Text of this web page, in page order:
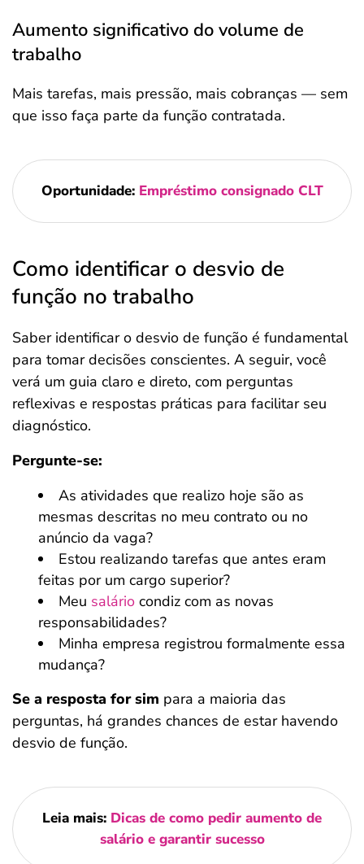
Aumento significativo do volume de
trabalho
Mais tarefas, mais pressão, mais cobranças — sem
que isso faça parte da função contratada.
Oportunidade: Empréstimo consignado CLT
Como identificar o desvio de
função no trabalho
Saber identificar o desvio de função é fundamental
para tomar decisões conscientes. A seguir, você
verá um guia claro e direto, com perguntas
reflexivas e respostas práticas para facilitar seu
diagnóstico.
Pergunte-se:
As atividades que realizo hoje são as
mesmas descritas no meu contrato ou no
anúncio da vaga?
Estou realizando tarefas que antes eram
feitas por um cargo superior?
Meu salário condiz com as novas
responsabilidades?
Minha empresa registrou formalmente essa
mudança?
Se a resposta for sim para a maioria das
perguntas, há grandes chances de estar havendo
desvio de função.
Leia mais: Dicas de como pedir aumento de
salário e garantir sucesso